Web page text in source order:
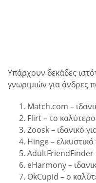
Υπάρχουν δεκάδες
γνωριμιών για άνδρες
Match.com –
Flirt – το
Zoosk – ιδανικό
Hinge – ελκυστικό
AdultFriendFinder
eHarmony –
OkCupid – ο